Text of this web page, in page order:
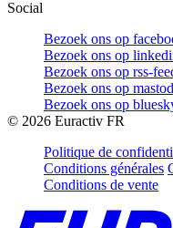
Social
Bezoek ons op
Bezoek ons op
Bezoek ons op rss-
Bezoek ons op
Bezoek ons op
© 2026 Euractiv FR
Politique de
Conditions générales
Conditions de vente